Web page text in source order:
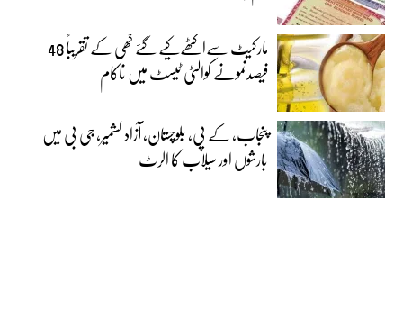
مارکیٹ سےاکٹھےکیے گئے گھی کے تقریباً 48
فیصدنمونے کوالٹی ٹیسٹ میں ناکام
پنجاب، کے پی، بلوچستان، آزاد کشمیر، جی بی میں
بارشوں اور سیلاب کا الرٹ